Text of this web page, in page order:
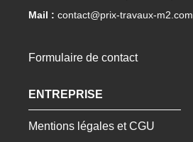
Mail : contact@prix-travaux-m2.com
Formulaire de contact
ENTREPRISE
Mentions légales et CGU